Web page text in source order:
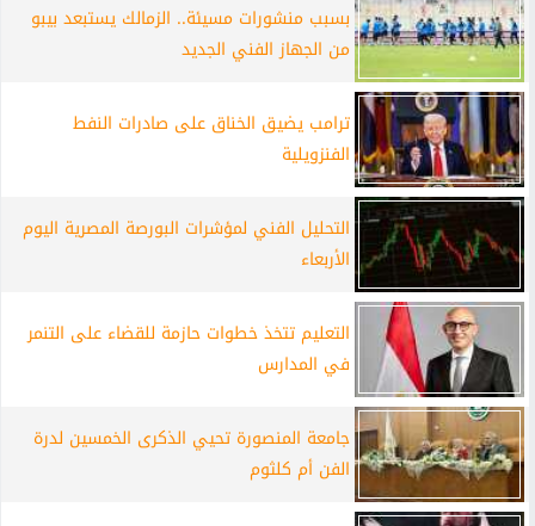
بسبب منشورات مسيئة.. الزمالك يستبعد بيبو
من الجهاز الفني الجديد
ترامب يضيق الخناق على صادرات النفط
الفنزويلية
التحليل الفني لمؤشرات البورصة المصرية اليوم
الأربعاء
التعليم تتخذ خطوات حازمة للقضاء على التنمر
في المدارس
جامعة المنصورة تحيي الذكرى الخمسين لدرة
الفن أم كلثوم